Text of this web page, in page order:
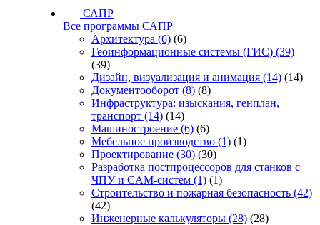
САПР
Все программы САПР
Архитектура (6) (6)
Геоинформационные системы (ГИС) (39)
(39)
Дизайн, визуализация и анимация (14) (14)
Документооборот (8) (8)
Инфраструктура: изыскания, генплан,
транспорт (14) (14)
Машиностроение (6) (6)
Мебельное производство (1) (1)
Проектирование (30) (30)
Разработка постпроцессоров для станков с
ЧПУ и CAM-систем (1) (1)
Строительство и пожарная безопасность (42)
(42)
Инженерные калькуляторы (28) (28)